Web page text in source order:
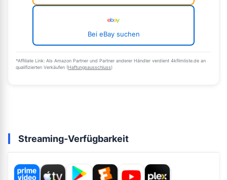
Bei eBay suchen
*Affiliate Link: Als Amazon Partner und Partner anderer Händler verdient 4kfilmliste.de an
qualifizierten Verkäufen (Haftungsausschluss)
Streaming-Verfügbarkeit